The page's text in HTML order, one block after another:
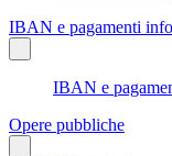
IBAN e pagamenti
IBAN e
Opere pubbliche